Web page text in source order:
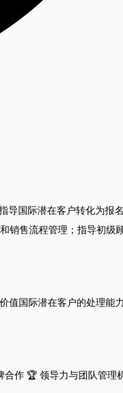
导国际潜在客户转化为报
销售流程管理；指导初级
值国际潜在客户的处理能
合作 🏆 领导力与团队管理